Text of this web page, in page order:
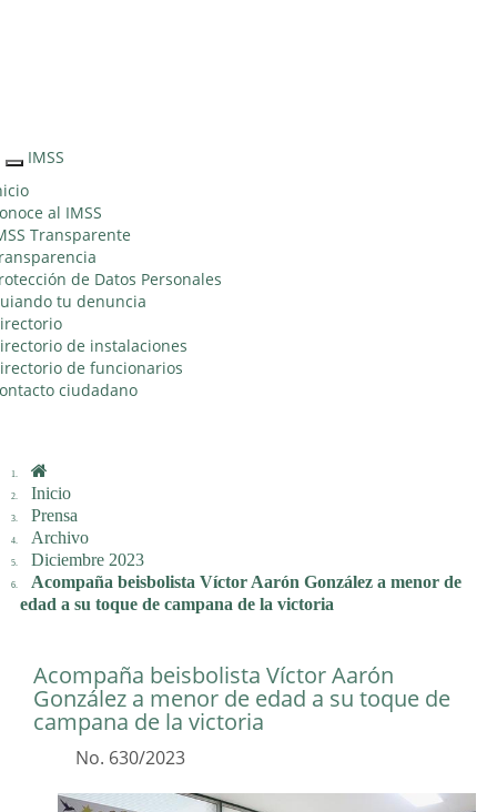
Interruptor
de
Navegación
IMSS
al IMSS
Transparente
de Datos Personales
tu denuncia
de instalaciones
de funcionarios
ciudadano
Inicio
Prensa
Archivo
Diciembre 2023
Acompaña beisbolista Víctor Aarón González a menor de
edad a su toque de campana de la victoria
Acompaña beisbolista Víctor Aarón
González a menor de edad a su toque de
campana de la victoria
No. 630/2023